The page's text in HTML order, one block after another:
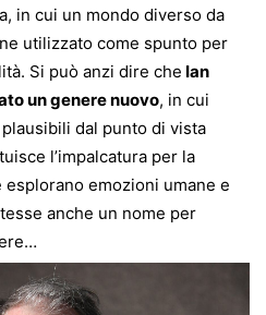
in cui un mondo diverso da
utilizzato come spunto per
Si può anzi dire che Ian
un genere nuovo, in cui
dal punto di vista
l’impalcatura per la
emozioni umane e
anche un nome per